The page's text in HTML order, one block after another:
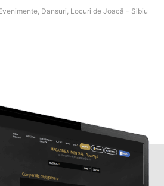
Dansuri, Locuri de Joacă - Sibiu